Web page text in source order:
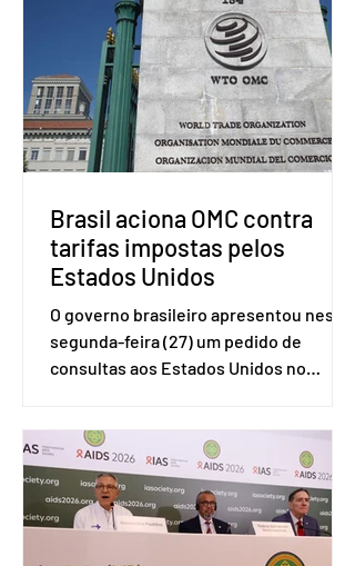
Brasil aciona OMC contra
tarifas impostas pelos
Estados Unidos
O governo brasileiro apresentou nesta
segunda-feira (27) um pedido de
consultas aos Estados Unidos no
(OMC), contestando duas medidas
tarifárias adotadas pelo país norte-
americano com base na Seção 301 da
Lei de Comércio de 1974. Segundo nota
divulgada pelo Ministério das Relações